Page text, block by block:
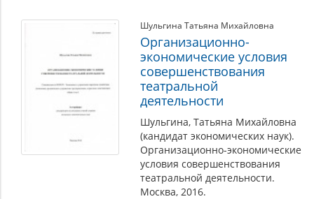
Шульгина Татьяна Михайловна
Организационно-
экономические условия
совершенствования
театральной
деятельности
Шульгина, Татьяна Михайловна
(кандидат экономических наук).
Организационно-экономические
условия совершенствования
театральной деятельности.
Москва, 2016.